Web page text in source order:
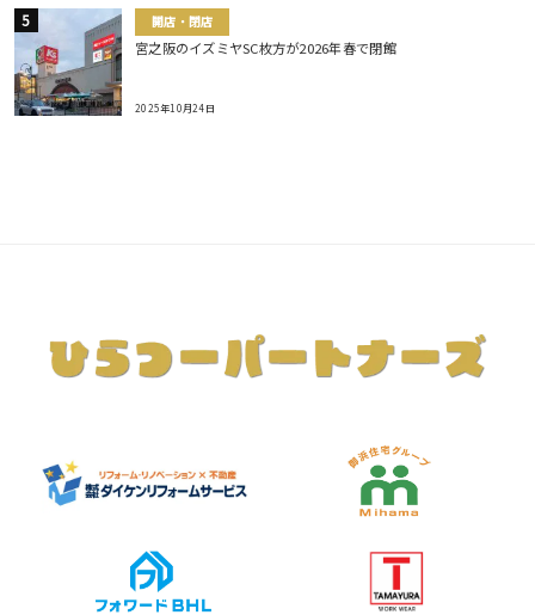
開店・閉店
宮之阪のイズミヤSC枚方が2026年春で閉館
2025年10月24日